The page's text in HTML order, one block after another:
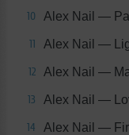
10 Alex Nail —
11 Alex Nail —
12 Alex Nail —
13 Alex Nail —
14 Alex Nail —